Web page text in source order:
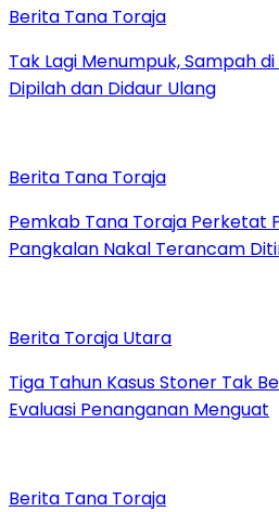
Berita Tana Toraja
Tak Lagi Menumpuk, Sampah
Dipilah dan Didaur Ulang
Berita Tana Toraja
Pemkab Tana Toraja Perketat
Pangkalan Nakal Terancam
Berita Toraja Utara
Tiga Tahun Kasus Stoner Tak
Evaluasi Penanganan Menguat
Berita Tana Toraja